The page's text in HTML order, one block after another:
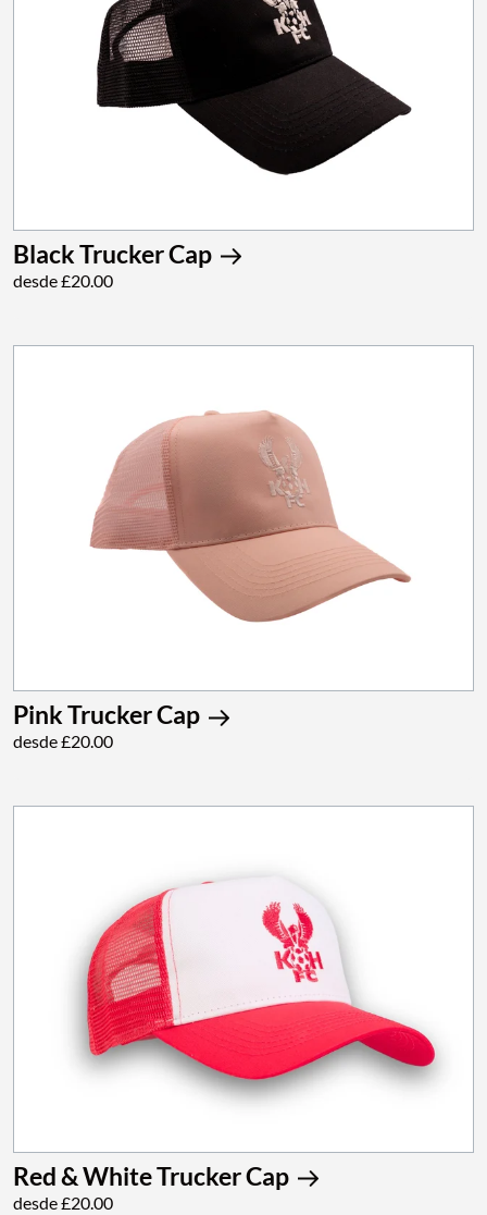
Black Trucker Cap
desde £20.00
Pink Trucker Cap
desde £20.00
Red & White Trucker Cap
desde £20.00